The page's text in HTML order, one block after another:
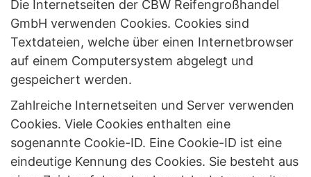
Die Internetseiten der CBW Reifengroßhandel
GmbH verwenden Cookies. Cookies sind
Textdateien, welche über einen Internetbrowser
auf einem Computersystem abgelegt und
gespeichert werden.
Zahlreiche Internetseiten und Server verwenden
Cookies. Viele Cookies enthalten eine
sogenannte Cookie-ID. Eine Cookie-ID ist eine
eindeutige Kennung des Cookies. Sie besteht aus